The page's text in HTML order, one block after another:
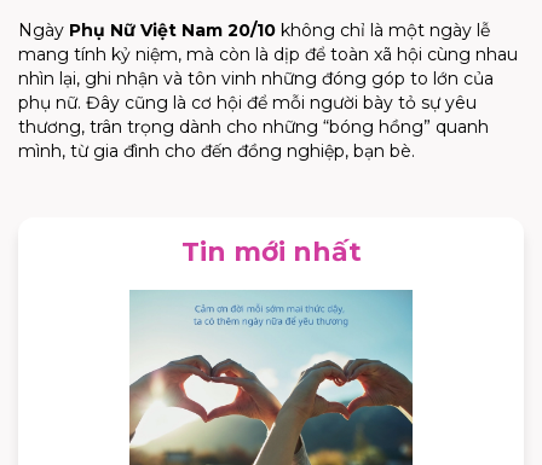
Ngày Phụ Nữ Việt Nam 20/10 không chỉ là một ngày lễ
mang tính kỷ niệm, mà còn là dịp để toàn xã hội cùng nhau
nhìn lại, ghi nhận và tôn vinh những đóng góp to lớn của
phụ nữ. Đây cũng là cơ hội để mỗi người bày tỏ sự yêu
thương, trân trọng dành cho những “bóng hồng” quanh
mình, từ gia đình cho đến đồng nghiệp, bạn bè.
Tin mới nhất